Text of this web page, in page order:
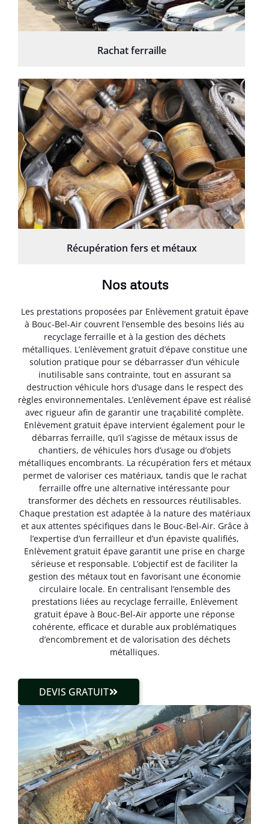
Rachat ferraille
Récupération fers et métaux
Nos atouts
Les prestations proposées par Enlèvement gratuit épave
à Bouc-Bel-Air couvrent l’ensemble des besoins liés au
recyclage ferraille et à la gestion des déchets
métalliques. L’enlèvement gratuit d’épave constitue une
solution pratique pour se débarrasser d’un véhicule
inutilisable sans contrainte, tout en assurant sa
destruction véhicule hors d’usage dans le respect des
règles environnementales. L’enlèvement épave est réalisé
avec rigueur afin de garantir une traçabilité complète.
Enlèvement gratuit épave intervient également pour le
débarras ferraille, qu’il s’agisse de métaux issus de
chantiers, de véhicules hors d’usage ou d’objets
métalliques encombrants. La récupération fers et métaux
permet de valoriser ces matériaux, tandis que le rachat
ferraille offre une alternative intéressante pour
transformer des déchets en ressources réutilisables.
Chaque prestation est adaptée à la nature des matériaux
et aux attentes spécifiques dans le Bouc-Bel-Air. Grâce à
l’expertise d’un ferrailleur et d’un épaviste qualifiés,
Enlèvement gratuit épave garantit une prise en charge
sérieuse et responsable. L’objectif est de faciliter la
gestion des métaux tout en favorisant une économie
circulaire locale. En centralisant l’ensemble des
prestations liées au recyclage ferraille, Enlèvement
gratuit épave à Bouc-Bel-Air apporte une réponse
cohérente, efficace et durable aux problématiques
d’encombrement et de valorisation des déchets
métalliques.
DEVIS GRATUIT